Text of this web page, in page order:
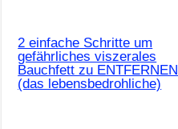
2 einfache Schritte um
gefährliches viszerales
Bauchfett zu ENTFERNEN
(das lebensbedrohliche)